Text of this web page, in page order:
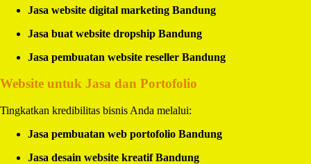
Jasa website digital marketing Bandung
Jasa buat website dropship Bandung
Jasa pembuatan website reseller Bandung
Website untuk Jasa dan Portofolio
Tingkatkan kredibilitas bisnis Anda melalui:
Jasa pembuatan web portofolio Bandung
Jasa desain website kreatif Bandung